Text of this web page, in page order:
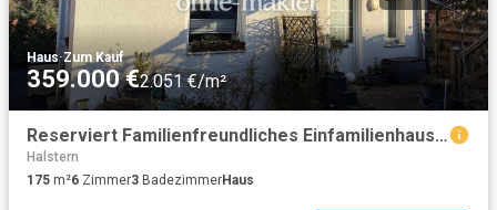
Haus·Zum Kauf
359.000 €2.051 €/m²
Reserviert Familienfreundliches Einfamilienhaus mit separater Einliegerwohnung
Halstern
175 m²6 Zimmer3 BadezimmerHaus